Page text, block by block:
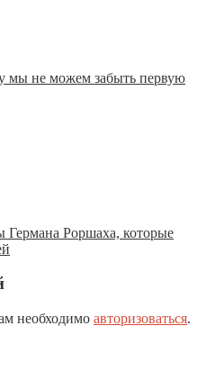
мы не можем забыть первую
Германа Роршаха, которые
необходимо авторизоваться.